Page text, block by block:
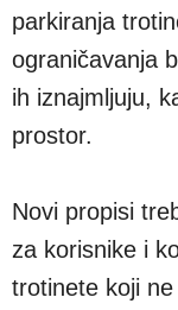
parkiranja
ograničavanja
ih iznajmljuju,
prostor.
Novi propisi
za korisnike i
trotinete koji